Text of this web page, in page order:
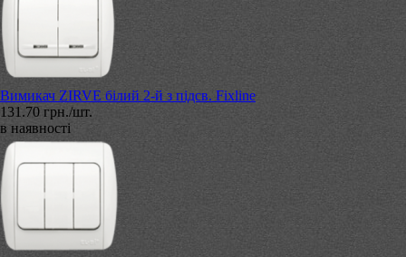
Вимикач ZIRVE білий 2-й з підсв. Fixline
131.70 грн./шт.
в наявності